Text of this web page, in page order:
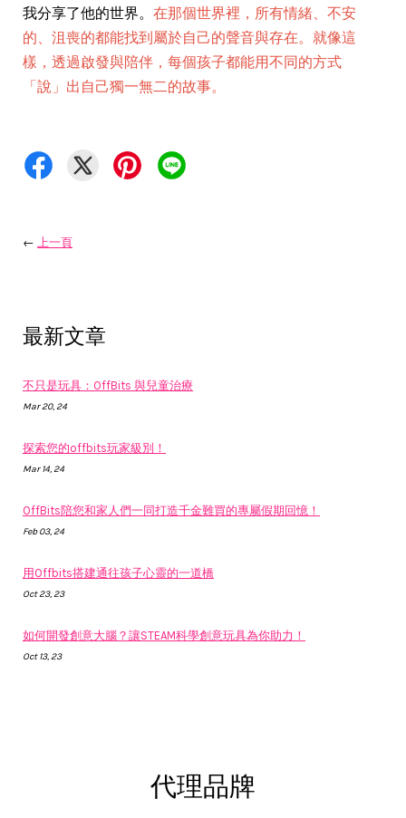
我分享了他的世界。 在那個世界裡，所有情緒、不安
的、沮喪的都能找到屬於自己的聲音與存在。就像這
樣，透過啟發與陪伴，每個孩子都能用不同的方式
「說」出自己獨一無二的故事。
← 上一頁
最新文章
不只是玩具：OffBits 與兒童治療
Mar 20, 24
探索您的offbits玩家級別！
Mar 14, 24
OffBits陪您和家人們一同打造千金難買的專屬假期回憶！
Feb 03, 24
用Offbits搭建通往孩子心靈的一道橋
Oct 23, 23
如何開發創意大腦？讓STEAM科學創意玩具為你助力！
Oct 13, 23
代理品牌